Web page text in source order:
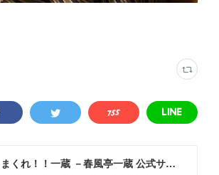
まくれ！！一蔵 －春風亭一蔵 公式サイト－